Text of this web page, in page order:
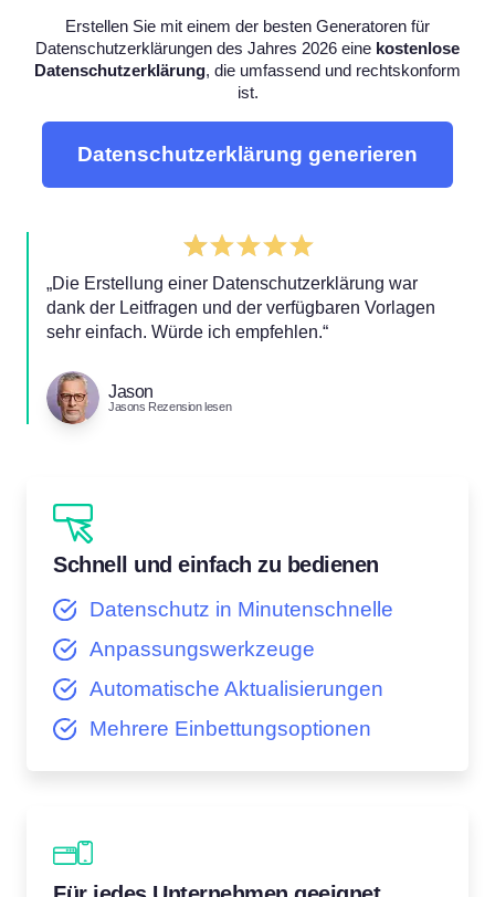
Erstellen Sie mit einem der besten Generatoren für
Datenschutzerklärungen des Jahres 2026 eine kostenlose
Datenschutzerklärung, die umfassend und rechtskonform
ist.
Datenschutzerklärung generieren
„Die Erstellung einer Datenschutzerklärung war
dank der Leitfragen und der verfügbaren Vorlagen
sehr einfach. Würde ich empfehlen.“
Jason
Jasons Rezension lesen
Schnell und einfach zu bedienen
Datenschutz in Minutenschnelle
Anpassungswerkzeuge
Automatische Aktualisierungen
Mehrere Einbettungsoptionen